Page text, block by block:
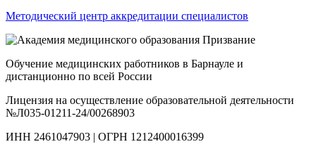
Методический центр аккредитации специалистов
Обучение медицинских работников в Барнауле и
дистанционно по всей России
Лицензия на осуществление образовательной деятельности
№Л035-01211-24/00268903
ИНН 2461047903 | ОГРН 1212400016399